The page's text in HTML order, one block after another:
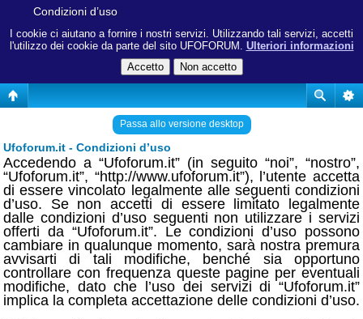
I cookie ci aiutano a fornire i nostri servizi. Utilizzando tali servizi, accetti
l'utilizzo dei cookie da parte del sito UFOFORUM. Ulteriori informazioni
Condizioni d’uso
Passa allo versione desktop
Ufoforum.it - Condizioni d’uso
Accedendo a “Ufoforum.it” (in seguito “noi”, “nostro”,
“Ufoforum.it”, “http://www.ufoforum.it”), l’utente accetta
di essere vincolato legalmente alle seguenti condizioni
d’uso. Se non accetti di essere limitato legalmente
dalle condizioni d’uso seguenti non utilizzare i servizi
offerti da “Ufoforum.it”. Le condizioni d’uso possono
cambiare in qualunque momento, sarà nostra premura
avvisarti di tali modifiche, benché sia opportuno
controllare con frequenza queste pagine per eventuali
modifiche, dato che l’uso dei servizi di “Ufoforum.it”
implica la completa accettazione delle condizioni d’uso.